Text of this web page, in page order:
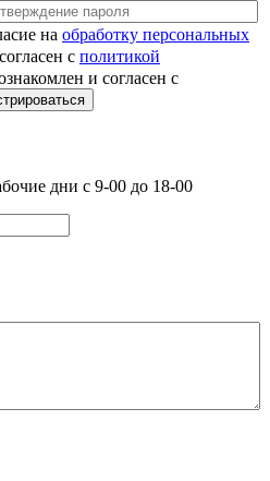
на обработку персональных
с политикой
и согласен с
дни с 9-00 до 18-00